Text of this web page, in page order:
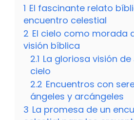
1 El fascinante relato
encuentro celestial
2 El cielo como morada
visión bíblica
2.1 La gloriosa visión de
cielo
2.2 Encuentros con
ángeles y arcángeles
3 La promesa de un